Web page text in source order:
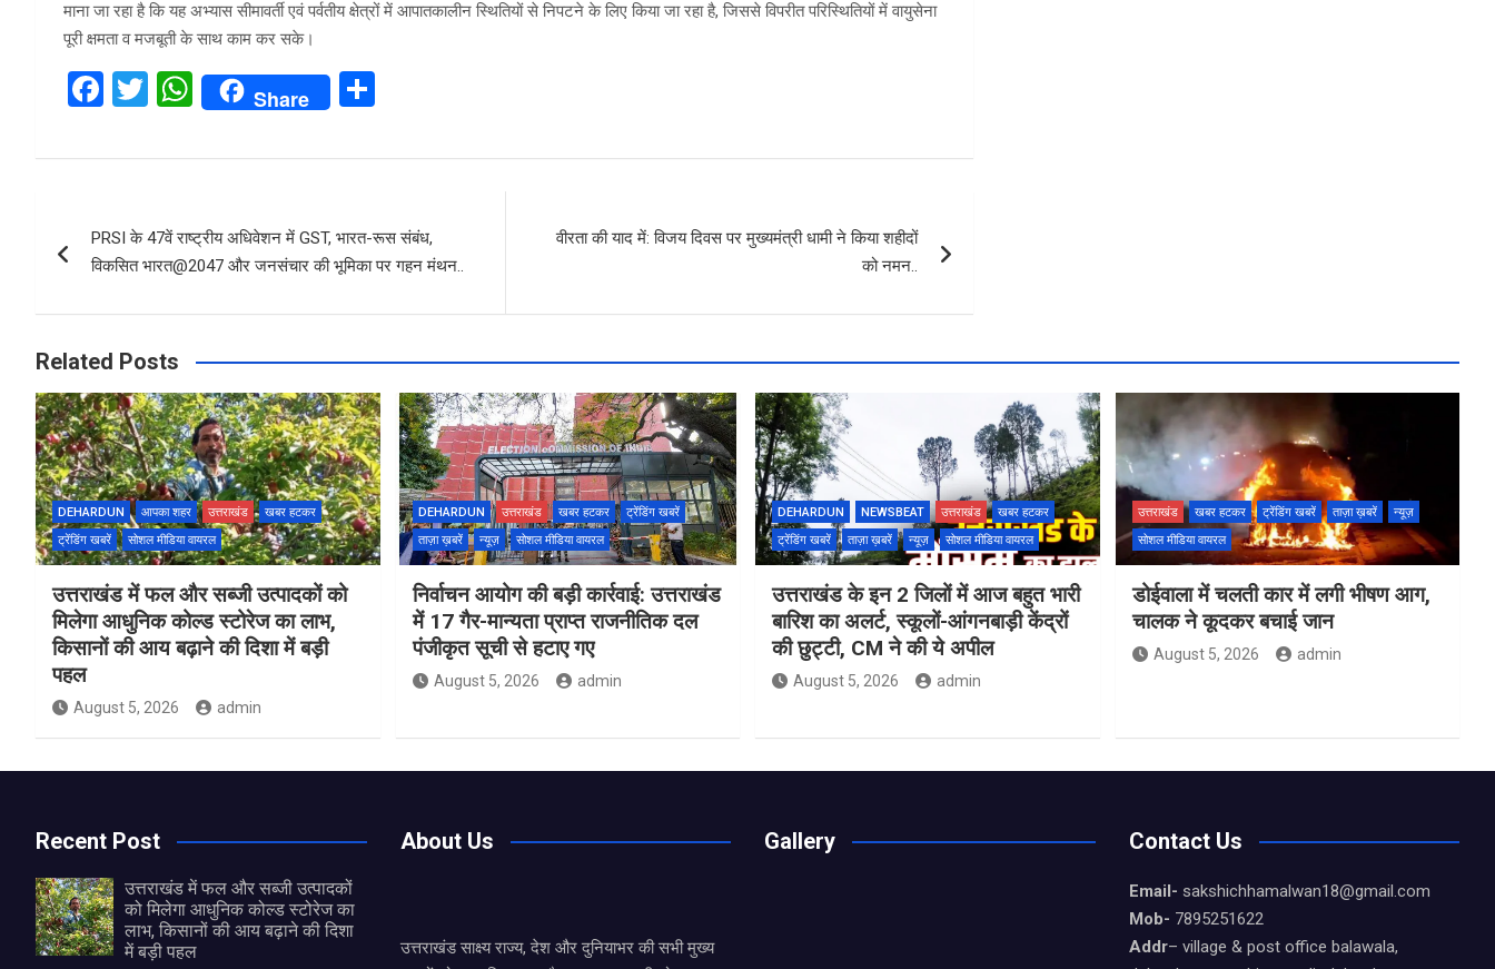
माना जा रहा है कि यह अभ्यास सीमावर्ती एवं पर्वतीय क्षेत्रों में आपातकालीन स्थितियों से निपटने के लिए किया जा रहा है, जिससे विपरीत परिस्थितियों में वायुसेना
पूरी क्षमता व मजबूती के साथ काम कर सके।
F
ce
o
o
k
T
tt
W
h
at
A
p
p
Share
ar
navigation
PRSI के 47वें राष्ट्रीय अधिवेशन में GST, भारत-रूस संबंध,
विकसित भारत@2047 और जनसंचार की भूमिका पर गहन मंथन..
वीरता की याद में: विजय दिवस पर मुख्यमंत्री धामी ने किया शहीदों
को नमन..
Related Posts
DEHARDUN आपका शहर उत्तराखंड
खबर हटकर
ट्रेंडिंग खबरें
सोशल मीडिया वायरल
उत्तराखंड में फल और सब्जी उत्पादकों को
मिलेगा आधुनिक कोल्ड स्टोरेज का लाभ,
किसानों की आय बढ़ाने की दिशा में बड़ी
पहल
August 5, 2026 admin
DEHARDUN उत्तराखंड खबर हटकर
ट्रेंडिंग खबरें
ताज़ा ख़बरें
न्यूज़ सोशल मीडिया वायरल
निर्वाचन आयोग की बड़ी कार्रवाई: उत्तराखंड
में 17 गैर-मान्यता प्राप्त राजनीतिक दल
पंजीकृत सूची से हटाए गए
August 5, 2026 admin
DEHARDUN NEWSBEAT उत्तराखंड
खबर हटकर
ट्रेंडिंग खबरें
ताज़ा ख़बरें न्यूज़ सोशल मीडिया वायरल
उत्तराखंड के इन 2 जिलों में आज बहुत भारी
बारिश का अलर्ट, स्कूलों-आंगनबाड़ी केंद्रों
की छुट्टी, CM ने की ये अपील
August 5, 2026 admin
उत्तराखंड खबर हटकर ट्रेंडिंग खबरें ताज़ा ख़बरें
न्यूज़
सोशल मीडिया वायरल
डोईवाला में चलती कार में लगी भीषण आग,
चालक ने कूदकर बचाई जान
August 5, 2026 admin
Recent Post
उत्तराखंड में फल और सब्जी उत्पादकों
को मिलेगा आधुनिक कोल्ड स्टोरेज का
लाभ, किसानों की आय बढ़ाने की दिशा
में बड़ी पहल
About Us
उत्तराखंड साक्ष्य राज्य, देश और दुनियाभर की सभी मुख्य
Gallery Contact Us
Email- sakshichhamalwan18@gmail.com
Mob- 7895251622
Addr– village & post office balawala,